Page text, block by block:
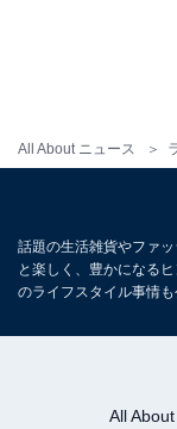
All About ニュース
話題の生活雑貨やファ
と楽しく、豊かになる
のライフスタイル事情も
All About